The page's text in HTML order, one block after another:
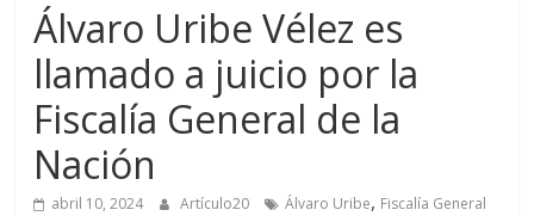
Álvaro Uribe Vélez es
llamado a juicio por la
Fiscalía General de la
Nación
abril 10, 2024 Artículo20 Álvaro Uribe, Fiscalía General